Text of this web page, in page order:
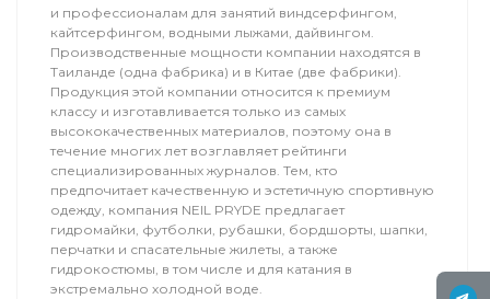
и профессионалам для занятий виндсерфингом,
кайтсерфингом, водными лыжами, дайвингом.
Производственные мощности компании находятся в
Таиланде (одна фабрика) и в Китае (две фабрики).
Продукция этой компании относится к премиум
классу и изготавливается только из самых
высококачественных материалов, поэтому она в
течение многих лет возглавляет рейтинги
специализированных журналов. Тем, кто
предпочитает качественную и эстетичную спортивную
одежду, компания NEIL PRYDE предлагает
гидромайки, футболки, рубашки, бордшорты, шапки,
перчатки и спасательные жилеты, а также
гидрокостюмы, в том числе и для катания в
экстремально холодной воде.